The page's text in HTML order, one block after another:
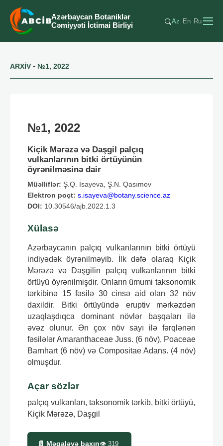
Azərbaycan Botaniklər
Cəmiyyəti İctimai Birliyi
Az En Ru
ARXİV - №1, 2022
№1, 2022
Kiçik Mərəzə və Daşgil palçıq
vulkanlarının bitki örtüyünün
öyrənilməsinə dair
Müəlliflər: Ş.Q. İsayeva, Ş.N. Qasımov
Elektron poçt: s.isayeva@botany.science.az
DOI: 10.30546/ajb.2022.1.3
Xülasə
Azərbaycanın palçıq vulkanlarının bitki örtüyü
indiyədək öyrənilməyib. İlk dəfə olaraq Kiçik
Mərəzə və Daşgilin palçıq vulkanlarının bitki
örtüyü öyrənilmişdir. Onların ümumi taksonomik
tərkibinə 15 fəsilə 30 cinsə aid olan 32 növ
daxildir. Bitki örtüyündə eruptiv mərkəzdən
uzaqlaşdıqca dominant növlər başqaları ilə
əvəz olunur. Ən çox növ sayı ilə fərqlənən
fəsilələr Amaranthaceae Juss. (6 növ), Poaceae
Barnhart (6 növ) və Compositae Adans. (4 növ)
olmuşdur.
Açar sözlər
palçıq vulkanları, taksonomik tərkib, bitki örtüyü,
Kiçik Mərəzə, Daşgil
📄 Məqaləyə baxın👁 319